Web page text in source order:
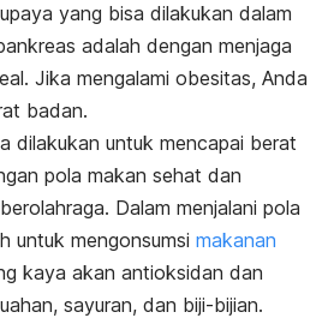
yang bisa dilakukan dalam
adalah dengan menjaga
Jika mengalami obesitas, Anda
badan.
dilakukan untuk mencapai berat
pola makan sehat dan
Dalam menjalani pola
untuk mengonsumsi makanan
kaya akan antioksidan dan
sayuran, dan biji-bijian.